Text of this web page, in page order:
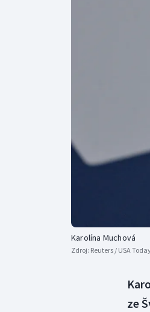
Karolína Muchová
Zdroj: Reuters / USA
ze